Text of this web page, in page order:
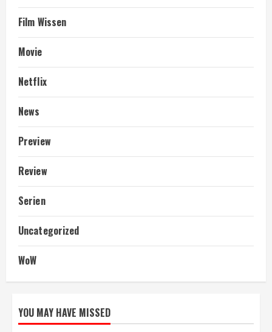
Film Wissen
Movie
Netflix
News
Preview
Review
Serien
Uncategorized
WoW
YOU MAY HAVE MISSED